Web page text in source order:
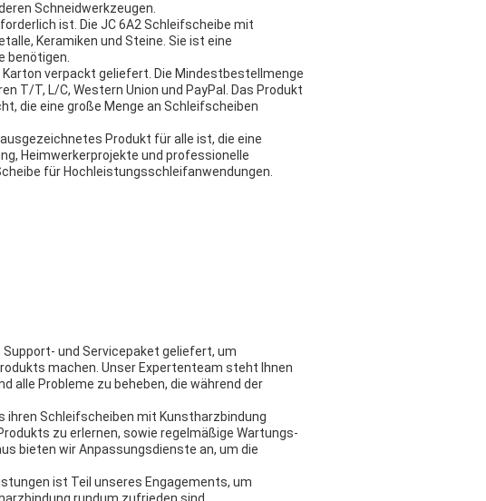
Schneidwerkzeugen.
ist. Die JC 6A2 Schleifscheibe mit
Keramiken und Steine. Sie ist eine
benötigen.
verpackt geliefert. Die Mindestbestellmenge
T/T, L/C, Western Union und PayPal. Das Produkt
die eine große Menge an Schleifscheiben
Produkt für alle ist, die eine
Heimwerkerprojekte und professionelle
für Hochleistungsschleifanwendungen.
und Servicepaket geliefert, um
machen. Unser Expertenteam steht Ihnen
alle Probleme zu beheben, die während der
ihren Schleifscheiben mit Kunstharzbindung
zu erlernen, sowie regelmäßige Wartungs-
bieten wir Anpassungsdienste an, um die
ist Teil unseres Engagements, um